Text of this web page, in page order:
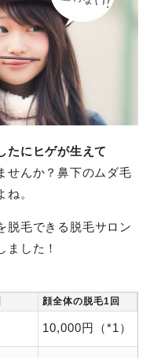
たにヒゲが生えて
せんか？鼻下のムダ毛
。
脱毛できる脱毛サロン
ました！
顔全体の脱毛1回
10,000円（*1）